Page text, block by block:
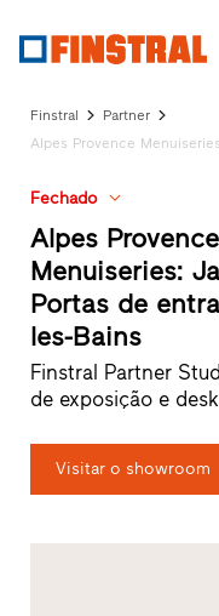
Portas
entrada
Obra
Serviço
arquitetos
Programa
Finstral
Partner
Procura
de
distribuidor
Acessos
rápidos
Finstral
Partner
Alpes Provence
Fechado
Alpes Provence
Menuiseries:
Portas de
les-Bains
Finstral Partner
de exposição e
Visitar o showroom